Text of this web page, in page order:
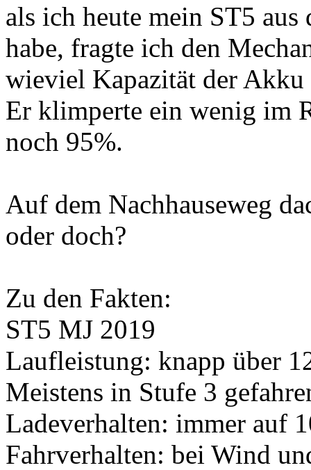
als ich heute mein ST5
habe, fragte ich den
wieviel Kapazität der Akku
Er klimperte ein wenig im
noch 95%.
Auf dem Nachhauseweg
oder doch?
Zu den Fakten:
ST5 MJ 2019
Laufleistung: knapp über
Meistens in Stufe 3
Ladeverhalten: immer auf
Fahrverhalten: bei Wind